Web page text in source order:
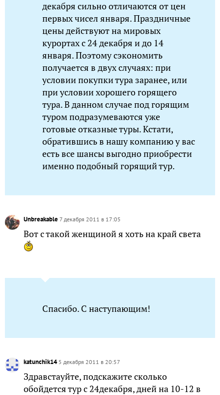
декабря сильно отличаются от цен
первых чисел января. Праздничные
цены действуют на мировых
курортах с 24 декабря и до 14
января. Поэтому сэкономить
получается в двух случаях: при
условии покупки тура заранее, или
при условии хорошего горящего
тура. В данном случае под горящим
туром подразумеваются уже
готовые отказные туры. Кстати,
обратившись в нашу компанию у вас
есть все шансы выгодно приобрести
именно подобный горящий тур.
Unbreakable 7 декабря 2011 в 17:05
Вот с такой женщиной я хоть на край света
Спасибо. С наступающим!
katunchik14 5 декабря 2011 в 20:57
Здравстауйте, подскажите сколько
обойдется тур с 24декабря, дней на 10-12 в